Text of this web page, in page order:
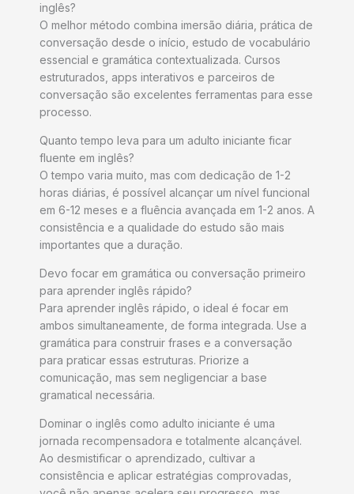
inglês?
O melhor método combina imersão diária, prática de
conversação desde o início, estudo de vocabulário
essencial e gramática contextualizada. Cursos
estruturados, apps interativos e parceiros de
conversação são excelentes ferramentas para esse
processo.
Quanto tempo leva para um adulto iniciante ficar
fluente em inglês?
O tempo varia muito, mas com dedicação de 1-2
horas diárias, é possível alcançar um nível funcional
em 6-12 meses e a fluência avançada em 1-2 anos. A
consistência e a qualidade do estudo são mais
importantes que a duração.
Devo focar em gramática ou conversação primeiro
para aprender inglês rápido?
Para aprender inglês rápido, o ideal é focar em
ambos simultaneamente, de forma integrada. Use a
gramática para construir frases e a conversação
para praticar essas estruturas. Priorize a
comunicação, mas sem negligenciar a base
gramatical necessária.
Dominar o inglês como adulto iniciante é uma
jornada recompensadora e totalmente alcançável.
Ao desmistificar o aprendizado, cultivar a
consistência e aplicar estratégias comprovadas,